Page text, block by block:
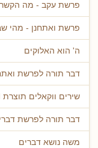
פרשת עקב - מה הקשר
פרשת ואתחנן - מהי
ה' הוא האלוקים
דבר תורה לפרשת
שירים ווקאלים תוצרת AI
דבר תורה לפרשת
משה נושא דברים